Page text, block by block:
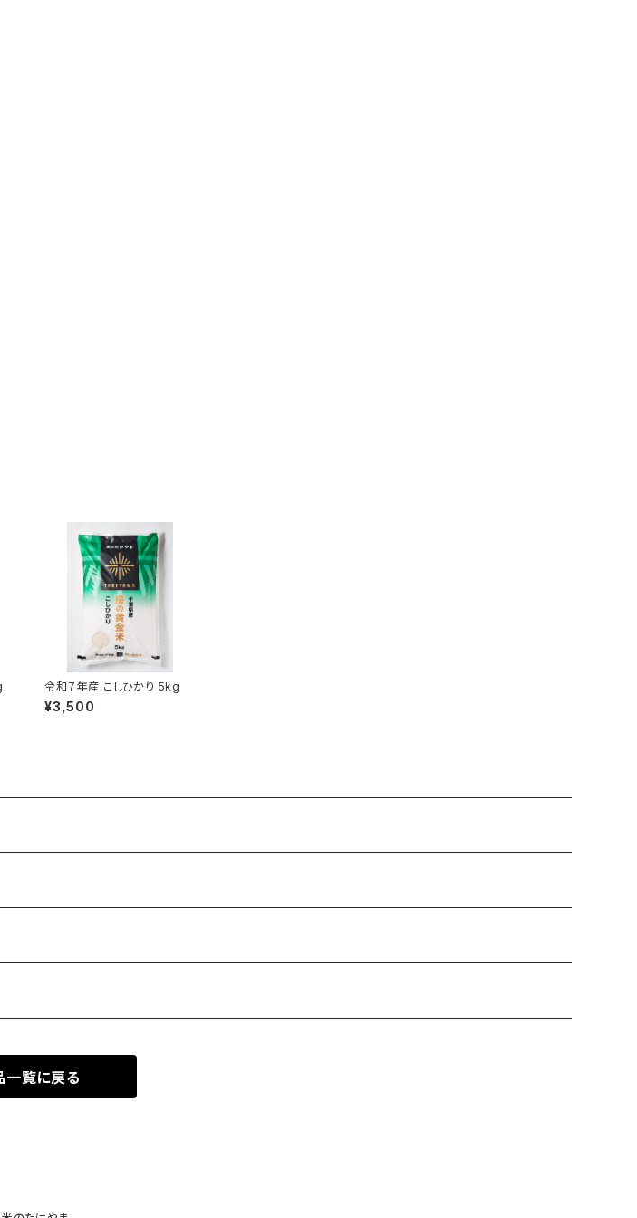
令和７年産 こしひかり 5kg
¥3,500
一覧に戻る